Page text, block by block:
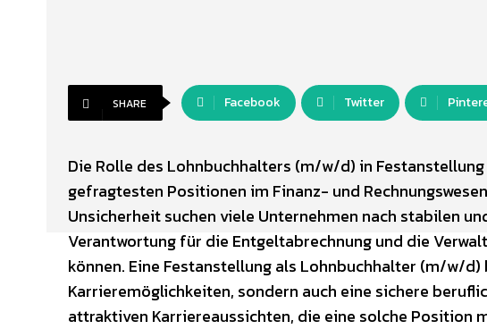
SHARE Facebook Twitter
Die Rolle des Lohnbuchhalters (m/w/d) in
gefragtesten Positionen im Finanz- und
Unsicherheit suchen viele Unternehmen nach stabilen
Verantwortung für die Entgeltabrechnung und die
können. Eine Festanstellung als Lohnbuchhalter (m/w/
Karrieremöglichkeiten, sondern auch eine sichere
attraktiven Karriereaussichten, die eine solche Position